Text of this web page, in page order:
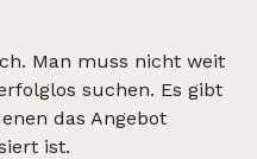
Man muss nicht weit
suchen. Es gibt
das Angebot
ist.